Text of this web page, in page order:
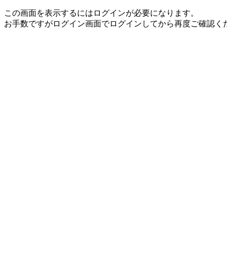
この画面を表示するにはログインが必要になります。
お手数ですがログイン画面でログインしてから再度ご確認く